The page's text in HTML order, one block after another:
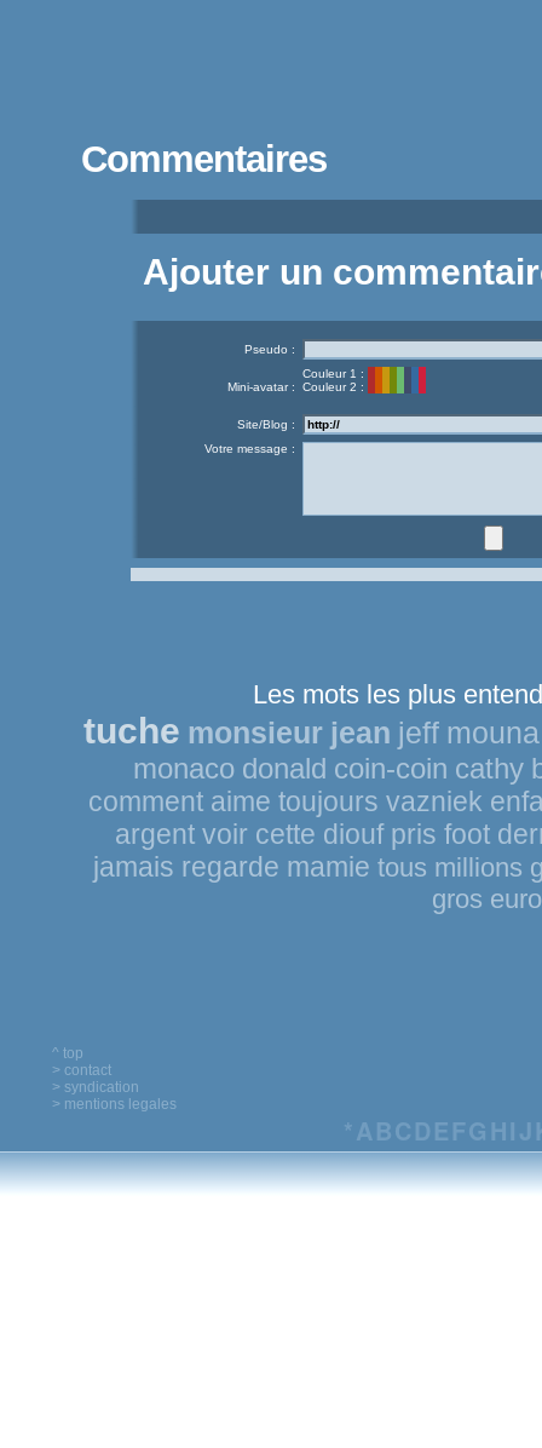
Commentaires
Ajouter un
Pseudo :
Mini-avatar :
Couleur 1 :
Couleur 2 :
Site/Blog :
Votre message :
Les mots les plus
tuche monsieur jean jeff mouna
monaco donald coin-coin cathy
comment aime toujours vazniek
argent voir cette diouf pris foot
jamais regarde mamie tous millions
gros
^ top
> contact
> syndication
> mentions legales
*ABCDEFG HIJ